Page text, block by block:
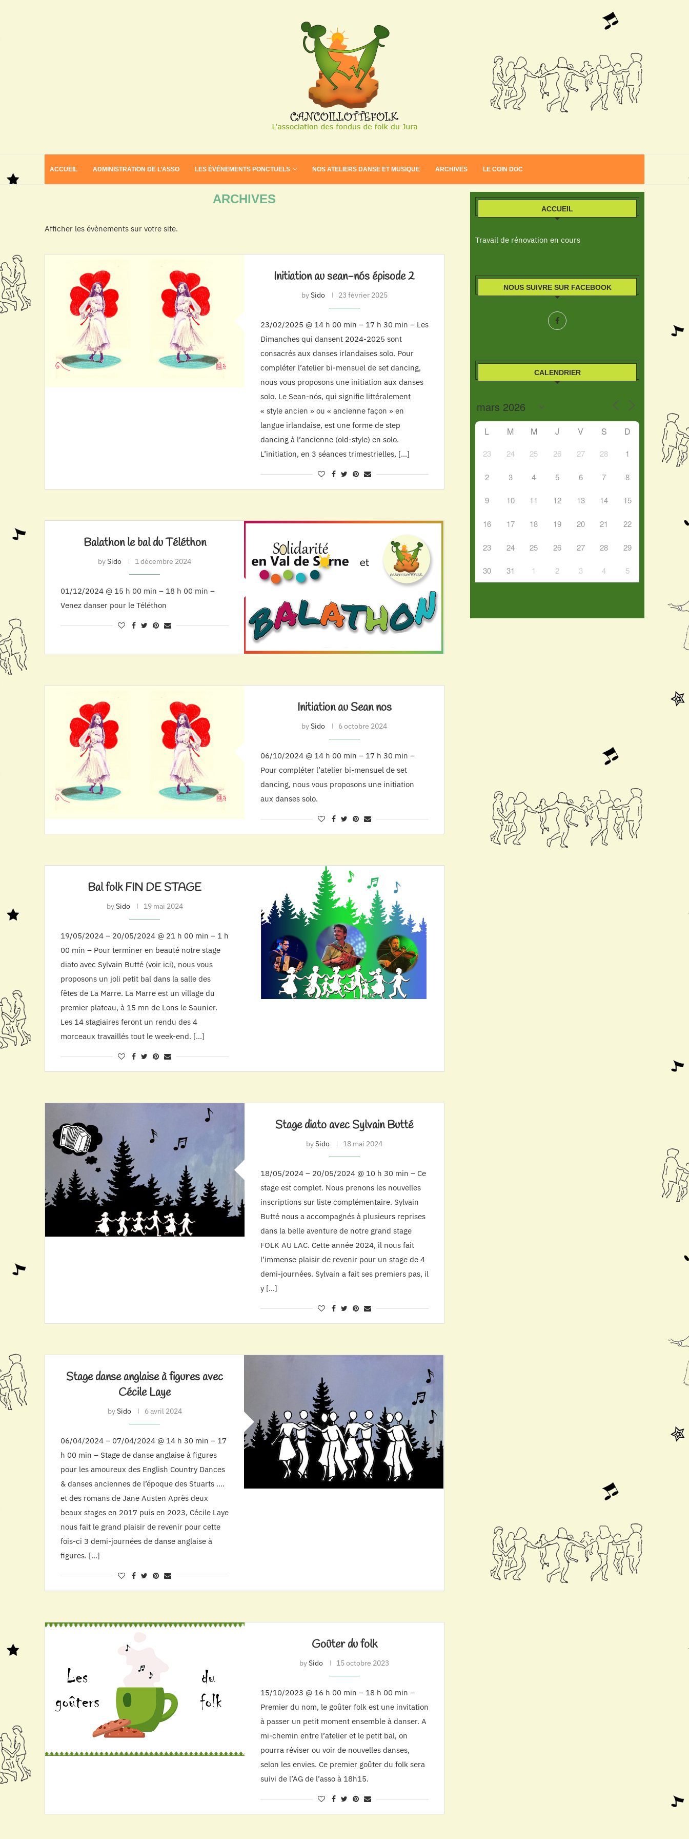
ACCUEIL ADMINISTRATION DE L’ASSO LES ÉVÉNEMENTS PONCTUELS NOS ATELIERS DANSE ET MUSIQUE ARCHIVES LE COIN DOC
ARCHIVES
Afficher les évènements sur votre site.
Initiation au sean-nós épisode 2
bySido 23 février 2025
23/02/2025 @ 14 h 00 min – 17 h 30 min – Les
Dimanches qui dansent 2024-2025 sont
consacrés aux danses irlandaises solo. Pour
compléter l’atelier bi-mensuel de set dancing,
nous vous proposons une initiation aux danses
solo. Le Sean-nós, qui signifie littéralement
« style ancien » ou « ancienne façon » en
langue irlandaise, est une forme de step
dancing à l’ancienne (old-style) en solo.
L’initiation, en 3 séances trimestrielles, […]
Balathon le bal du Téléthon
bySido 1 décembre 2024
01/12/2024 @ 15 h 00 min – 18 h 00 min –
Venez danser pour le Téléthon
Initiation au Sean nos
bySido 6 octobre 2024
06/10/2024 @ 14 h 00 min – 17 h 30 min –
Pour compléter l’atelier bi-mensuel de set
dancing, nous vous proposons une initiation
aux danses solo.
Bal folk FIN DE STAGE
bySido 19 mai 2024
19/05/2024 – 20/05/2024 @ 21 h 00 min – 1 h
00 min – Pour terminer en beauté notre stage
diato avec Sylvain Butté (voir ici), nous vous
proposons un joli petit bal dans la salle des
fêtes de La Marre. La Marre est un village du
premier plateau, à 15 mn de Lons le Saunier.
Les 14 stagiaires feront un rendu des 4
morceaux travaillés tout le week-end. […]
Stage diato avec Sylvain Butté
bySido 18 mai 2024
18/05/2024 – 20/05/2024 @ 10 h 30 min – Ce
stage est complet. Nous prenons les nouvelles
inscriptions sur liste complémentaire. Sylvain
Butté nous a accompagnés à plusieurs reprises
dans la belle aventure de notre grand stage
FOLK AU LAC. Cette année 2024, il nous fait
l’immense plaisir de revenir pour un stage de 4
demi-journées. Sylvain a fait ses premiers pas, il
y […]
Stage danse anglaise à figures avec
Cécile Laye
bySido 6 avril 2024
06/04/2024 – 07/04/2024 @ 14 h 30 min – 17
h 00 min – Stage de danse anglaise à figures
pour les amoureux des English Country Dances
& danses anciennes de l’époque des Stuarts ….
et des romans de Jane Austen Après deux
beaux stages en 2017 puis en 2023, Cécile Laye
nous fait le grand plaisir de revenir pour cette
fois-ci 3 demi-journées de danse anglaise à
figures. […]
Goûter du folk
bySido 15 octobre 2023
15/10/2023 @ 16 h 00 min – 18 h 00 min –
Premier du nom, le goûter folk est une invitation
à passer un petit moment ensemble à danser. A
mi-chemin entre l’atelier et le petit bal, on
pourra réviser ou voir de nouvelles danses,
selon les envies. Ce premier goûter du folk sera
suivi de l’AG de l’asso à 18h15.
ACCUEIL
Travail de rénovation en cours
NOUS SUIVRE SUR FACEBOOK
CALENDRIER
L M M J V S D
23 24 25 26 27 28 1
2 3 4 5 6 7 8
9 10 11 12 13 14 15
16 17 18 19 20 21 22
23 24 25 26 27 28 29
30 31 1 2 3 4 5